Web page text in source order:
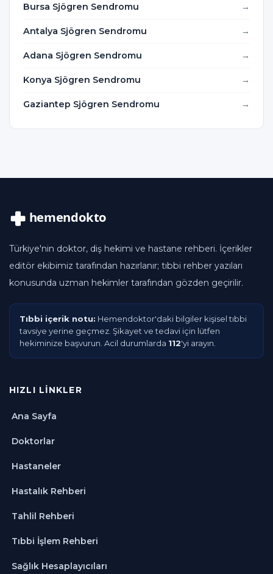
Bursa Sjögren Sendromu
Antalya Sjögren Sendromu
Adana Sjögren Sendromu
Konya Sjögren Sendromu
Gaziantep Sjögren Sendromu
Türkiye'nin doktor, diş hekimi ve hastane rehberi. İçerikler
editör ekibimiz tarafından hazırlanır; tıbbi rehber yazıları
konusunda uzman hekimler tarafından gözden geçirilir.
Tıbbi içerik notu: Hemendoktor'daki bilgiler kişisel tıbbi
tavsiye yerine geçmez. Şikayet ve tedavi için lütfen
hekiminize başvurun. Acil durumlarda 112'yi arayın.
HIZLI LINKLER
Ana Sayfa
Doktorlar
Hastaneler
Hastalık Rehberi
Tahlil Rehberi
Tıbbi İşlem Rehberi
Sağlık Hesaplayıcıları